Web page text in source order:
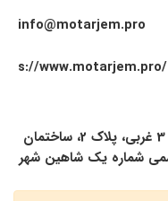
info@motarjem.pro
s://www.motarjem.pro/
شاهین شهر، خیابان نظامی، نبش فرعی 3 غربی، پلاک 2، ساختمان